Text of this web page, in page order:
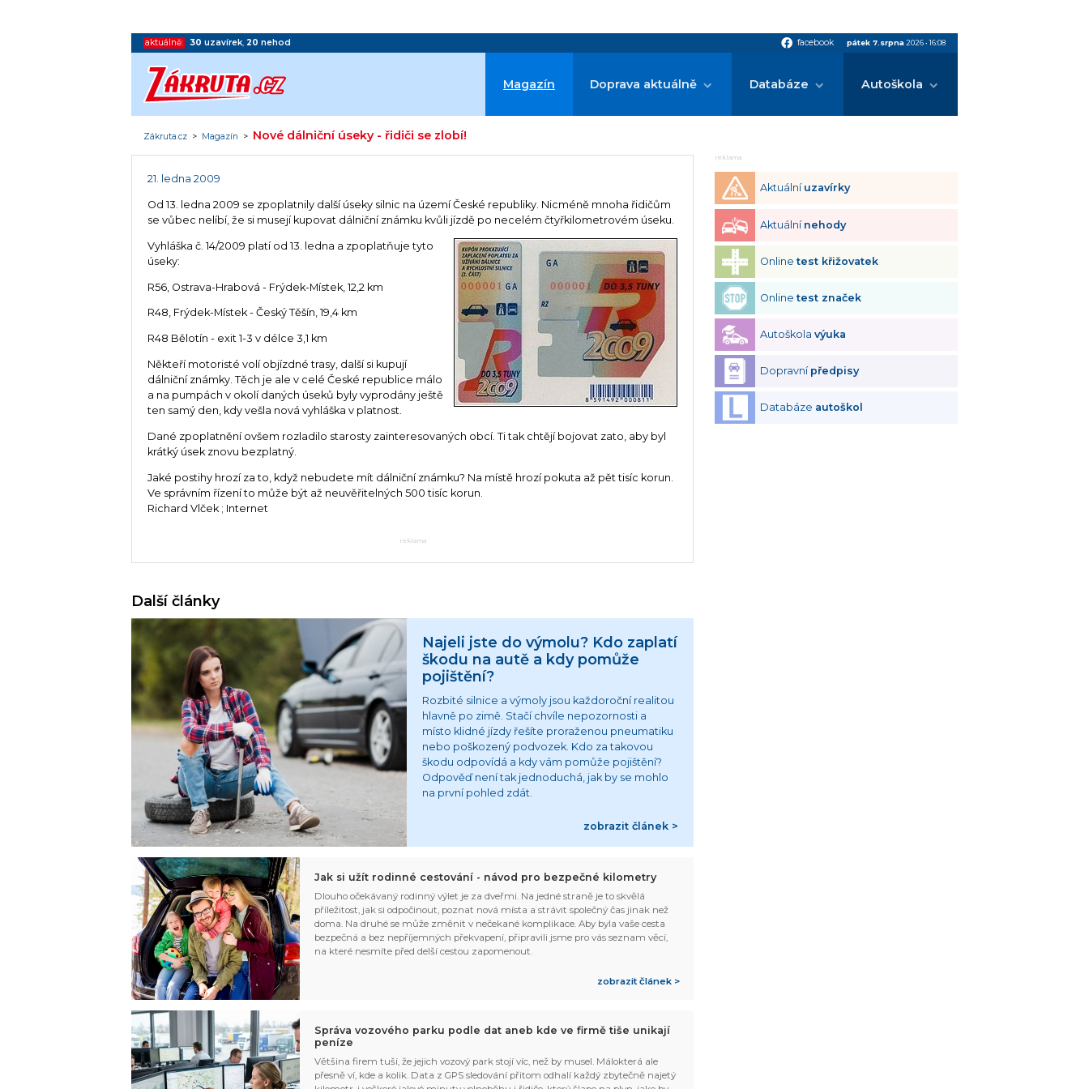
aktuálně: 30 uzavírek,20 nehod facebook facebook pátek 7.srpna 2026•16:08
Magazín Doprava aktuálně Databáze Autoškola
Zákruta.cz > Magazín > Nové dálniční úseky - řidiči se zlobí!
21. ledna 2009
Od 13. ledna 2009 se zpoplatnily další úseky silnic na území České republiky. Nicméně mnoha řidičům
se vůbec nelíbí, že si musejí kupovat dálniční známku kvůli jízdě po necelém čtyřkilometrovém úseku.
Vyhláška č. 14/2009 platí od 13. ledna a zpoplatňuje tyto
úseky:
R56, Ostrava-Hrabová - Frýdek-Místek, 12,2 km
R48, Frýdek-Místek - Český Těšín, 19,4 km
R48 Bělotín - exit 1-3 v délce 3,1 km
Někteří motoristé volí objízdné trasy, další si kupují
dálniční známky. Těch je ale v celé České republice málo
a na pumpách v okolí daných úseků byly vyprodány ještě
ten samý den, kdy vešla nová vyhláška v platnost.
Dané zpoplatnění ovšem rozladilo starosty zainteresovaných obcí. Ti tak chtějí bojovat zato, aby byl
krátký úsek znovu bezplatný.
Jaké postihy hrozí za to, když nebudete mít dálniční známku? Na místě hrozí pokuta až pět tisíc korun.
Ve správním řízení to může být až neuvěřitelných 500 tisíc korun.
Richard Vlček ; Internet
reklama
Další články
Najeli jste do výmolu? Kdo zaplatí
škodu na autě a kdy pomůže
pojištění?
Rozbité silnice a výmoly jsou každoroční realitou
hlavně po zimě. Stačí chvíle nepozornosti a
místo klidné jízdy řešíte proraženou pneumatiku
nebo poškozený podvozek. Kdo za takovou
škodu odpovídá a kdy vám pomůže pojištění?
Odpověď není tak jednoduchá, jak by se mohlo
na první pohled zdát.
zobrazit článek >
Jak si užít rodinné cestování - návod pro bezpečné kilometry
Dlouho očekávaný rodinný výlet je za dveřmi. Na jedné straně je to skvělá
příležitost, jak si odpočinout, poznat nová místa a strávit společný čas jinak než
doma. Na druhé se může změnit v nečekané komplikace. Aby byla vaše cesta
bezpečná a bez nepříjemných překvapení, připravili jsme pro vás seznam věcí,
na které nesmíte před delší cestou zapomenout.
zobrazit článek >
Správa vozového parku podle dat aneb kde ve firmě tiše unikají
peníze
Většina firem tuší, že jejich vozový park stojí víc, než by musel. Málokterá ale
přesně ví, kde a kolik. Data z GPS sledování přitom odhalí každý zbytečně najetý
reklama
Aktuální uzavírky
Aktuální nehody
Onlinetest křižovatek
Onlinetest značek
Autoškolavýuka
Dopravní předpisy
Databáze autoškol